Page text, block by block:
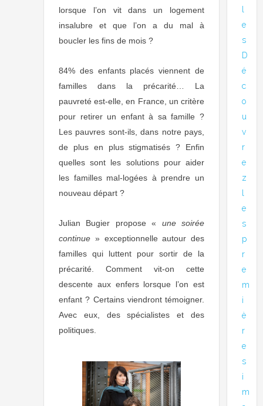
lorsque l’on vit dans un logement
insalubre et que l’on a du mal à
boucler les fins de mois ?
84% des enfants placés viennent de
familles dans la précarité… La
pauvreté est-elle, en France, un critère
pour retirer un enfant à sa famille ?
Les pauvres sont-ils, dans notre pays,
de plus en plus stigmatisés ? Enfin
quelles sont les solutions pour aider
les familles mal-logées à prendre un
nouveau départ ?
Julian Bugier propose « une soirée
continue » exceptionnelle autour des
familles qui luttent pour sortir de la
précarité. Comment vit-on cette
descente aux enfers lorsque l’on est
enfant ? Certains viendront témoigner.
Avec eux, des spécialistes et des
politiques.
e
s
D
é
c
o
u
v
r
e
z
e
s
p
r
e
m
i
è
r
e
s
i
m